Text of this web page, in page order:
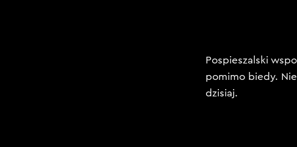
Pospieszalski
pomimo biedy.
dzisiaj.